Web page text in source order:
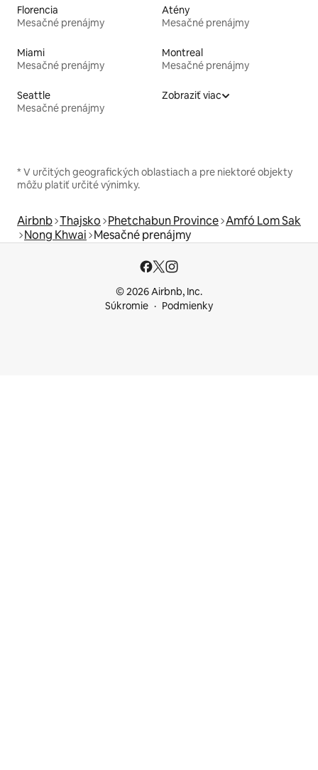
Florencia
Mesačné prenájmy
Atény
Mesačné prenájmy
Miami
Mesačné prenájmy
Montreal
Mesačné prenájmy
Seattle
Mesačné prenájmy
Zobraziť viac
* V určitých geografických oblastiach a pre niektoré objekty
môžu platiť určité výnimky.
Airbnb Thajsko Phetchabun Province Amfó Lom Sak
Nong Khwai Mesačné prenájmy
© 2026 Airbnb, Inc.
Súkromie
Podmienky